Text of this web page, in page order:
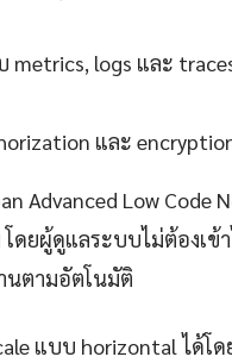
logs และ
และ
Advanced Low Code
ยผู้ดูแลระบบไม่ต้องเข้
นตามอัตโนมัติ
แบบ horizontal ได้โด